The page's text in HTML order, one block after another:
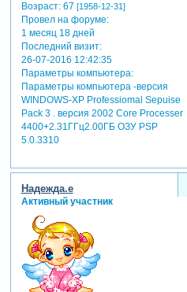
Возраст:67 [1958-12-31]
Провел на форуме:
1 месяц 18 дней
Последний визит:
26-07-2016 12:42:35
Параметры компьютера:
Параметры компьютера -версия
WINDOWS-XP Professiomal Sepuise
Pack 3 . версия 2002 Core Processer
4400+2.31ГГц2.00ГБ ОЗУ PSP
5.0.3310
Надежда.е
Активный участник